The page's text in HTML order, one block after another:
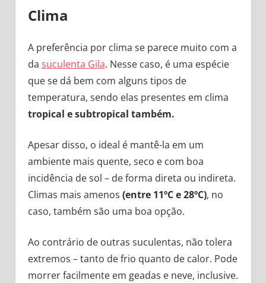
Clima
A preferência por clima se parece muito com a
da suculenta Gila. Nesse caso, é uma espécie
que se dá bem com alguns tipos de
temperatura, sendo elas presentes em clima
tropical e subtropical também.
Apesar disso, o ideal é mantê-la em um
ambiente mais quente, seco e com boa
incidência de sol – de forma direta ou indireta.
Climas mais amenos (entre 11ºC e 28ºC), no
caso, também são uma boa opção.
Ao contrário de outras suculentas, não tolera
extremos – tanto de frio quanto de calor. Pode
morrer facilmente em geadas e neve, inclusive.